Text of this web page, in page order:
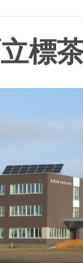
標